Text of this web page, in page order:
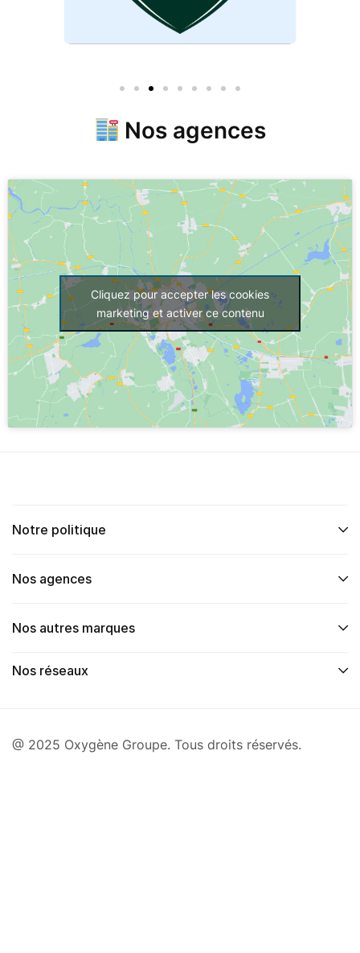
Nos agences
Cliquez pour accepter les cookies
marketing et activer ce contenu
Notre politique
Nos agences
Nos autres marques
Nos réseaux
@ 2025 Oxygène Groupe. Tous droits réservés.